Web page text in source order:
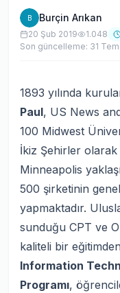
B Burçin Arıkan
20 Şub 2019 1.048
Son güncelleme: 31
1893 yılında
Paul, US News
100 Midwest
İkiz Şehirler olarak
Minneapolis
500 şirketinin
yapmaktadır.
sunduğu CPT ve
kaliteli bir
Information
Programı,